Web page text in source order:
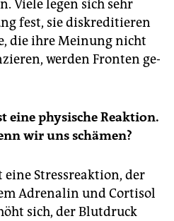
Viele legen sich sehr
fest, sie diskreditieren
die ihre Meinung nicht
werden Fronten ge­
eine physische Reaktion.
wir uns schämen?
eine Stress­reaktion, der
Adrenalin und Cortisol
sich, der Blutdruck